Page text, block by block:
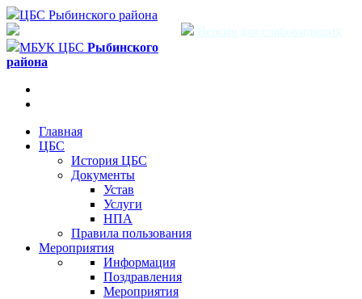
ЦБС Рыбинского района
Версия для слабовидящих
МБУК ЦБС Рыбинского
района
Главная
ЦБС
История ЦБС
Документы
Устав
Услуги
НПА
Правила пользования
Мероприятия
Информация
Поздравления
Мероприятия